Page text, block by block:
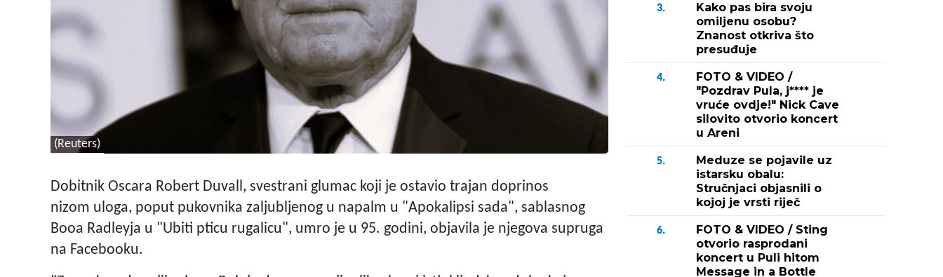
(Reuters)
Dobitnik Oscara Robert Duvall, svestrani glumac koji je ostavio trajan doprinos
nizom uloga, poput pukovnika zaljubljenog u napalm u "Apokalipsi sada", sablasnog
Booa Radleyja u "Ubiti pticu rugalicu", umro je u 95. godini, objavila je njegova supruga
na Facebooku.
3.
Kako pas bira svoju
omiljenu osobu?
Znanost otkriva što
presuđuje
4.
FOTO & VIDEO /
"Pozdrav Pula, j**** je
vruće ovdje!" Nick Cave
silovito otvorio koncert
u Areni
5.
Meduze se pojavile uz
istarsku obalu:
Stručnjaci objasnili o
kojoj je vrsti riječ
6.
FOTO & VIDEO / Sting
otvorio rasprodani
koncert u Puli hitom
Message in a Bottle